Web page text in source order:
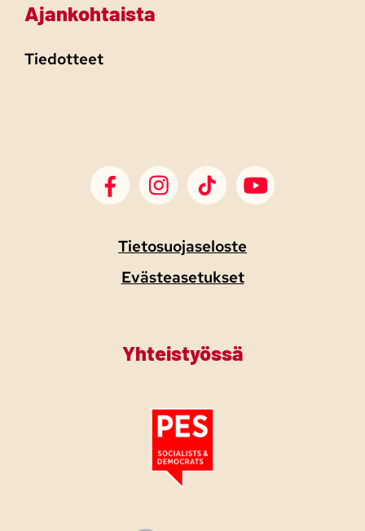
Ajankohtaista
Tiedotteet
SDP Facebook
SDP Instagram
SDP TikTokSDP Youtube
Tietosuojaseloste
Evästeasetukset
Yhteistyössä
Tutustu PES:n periaatejulistukseen